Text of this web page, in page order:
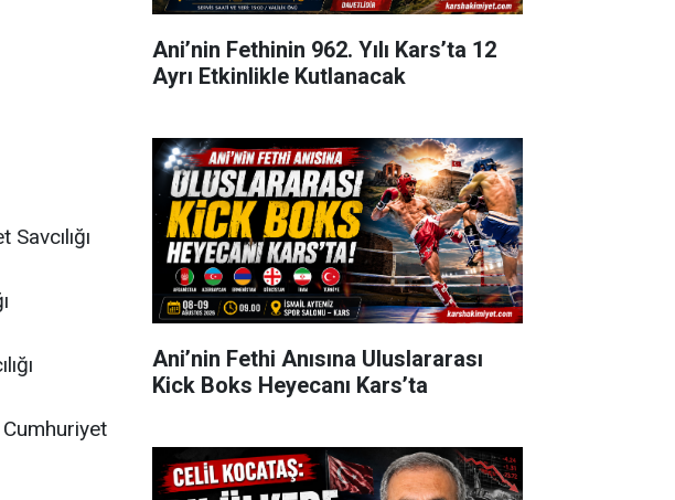
Ani’nin Fethinin 962. Yılı Kars’ta 12
Ayrı Etkinlikle Kutlanacak
Ani’nin Fethi Anısına Uluslararası
Kick Boks Heyecanı Kars’ta